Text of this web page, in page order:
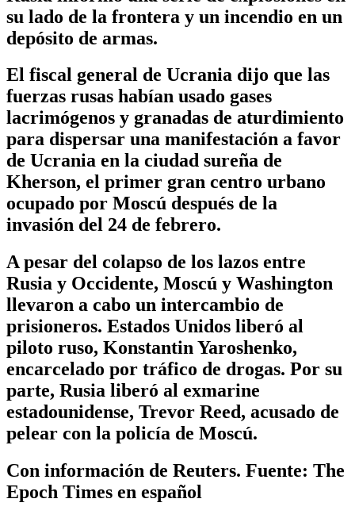
su lado de la frontera y un incendio en un
depósito de armas.
El fiscal general de Ucrania dijo que las
fuerzas rusas habían usado gases
lacrimógenos y granadas de aturdimiento
para dispersar una manifestación a favor
de Ucrania en la ciudad sureña de
Kherson, el primer gran centro urbano
ocupado por Moscú después de la
invasión del 24 de febrero.
A pesar del colapso de los lazos entre
Rusia y Occidente, Moscú y Washington
llevaron a cabo un intercambio de
prisioneros. Estados Unidos liberó al
piloto ruso, Konstantin Yaroshenko,
encarcelado por tráfico de drogas. Por su
parte, Rusia liberó al exmarine
estadounidense, Trevor Reed, acusado de
pelear con la policía de Moscú.
Con información de Reuters. Fuente: The
Epoch Times en español